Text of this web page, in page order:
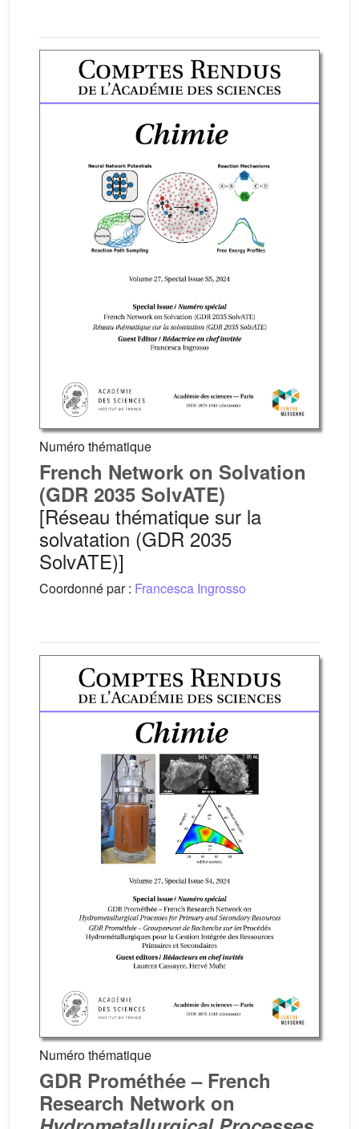
Numéro thématique
French Network on Solvation
(GDR 2035 SolvATE)
[Réseau thématique sur la
solvatation (GDR 2035
SolvATE)]
Coordonné par : Francesca Ingrosso
Numéro thématique
GDR Prométhée – French
Research Network on